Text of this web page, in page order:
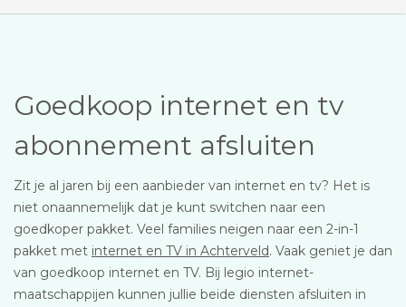
Goedkoop internet en tv
abonnement afsluiten
Zit je al jaren bij een aanbieder van internet en tv? Het is
niet onaannemelijk dat je kunt switchen naar een
goedkoper pakket. Veel families neigen naar een 2-in-1
pakket met internet en TV in Achterveld. Vaak geniet je dan
van goedkoop internet en TV. Bij legio internet-
maatschappijen kunnen jullie beide diensten afsluiten in